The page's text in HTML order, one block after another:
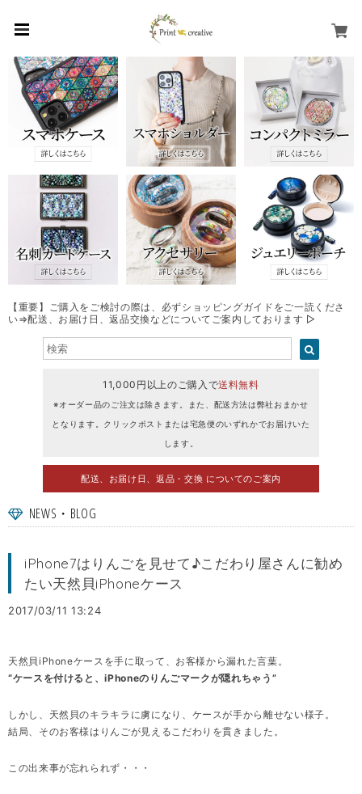
【重要】ご購入をご検討の際は、必ずショッピングガイドをご一読くださ
い⇒配送、お届け日、返品交換などについてご案内しております ▷
11,000円以上のご購入で送料無料
※オーダー品のご注文は除きます。また、配送方法は弊社おまかせ
となります。クリックポストまたは宅急便のいずれかでお届けいた
します。
配送、お届け日、返品・交換 についてのご案内
NEWS・BLOG
iPhone7はりんごを見せて♪こだわり屋さんに勧め
たい天然貝iPhoneケース
2017/03/11 13:24
天然貝iPhoneケースを手に取って、お客様から漏れた言葉。
“ケースを付けると、iPhoneのりんごマークが隠れちゃう”
しかし、天然貝のキラキラに虜になり、ケースが手から離せない様子。
結局、そのお客様はりんごが見えるこだわりを貫きました。
この出来事が忘れられず・・・